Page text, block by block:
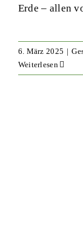
Erde – allen
6. März 2025 |
Weiterlesen